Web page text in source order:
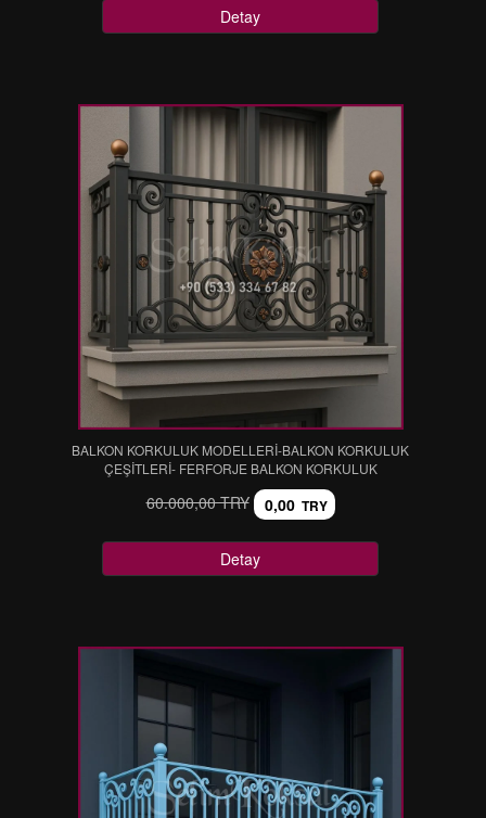
Detay
BALKON KORKULUK MODELLERİ-BALKON KORKULUK
ÇEŞİTLERİ- FERFORJE BALKON KORKULUK
60.000,00 TRY 0,00 TRY
Detay